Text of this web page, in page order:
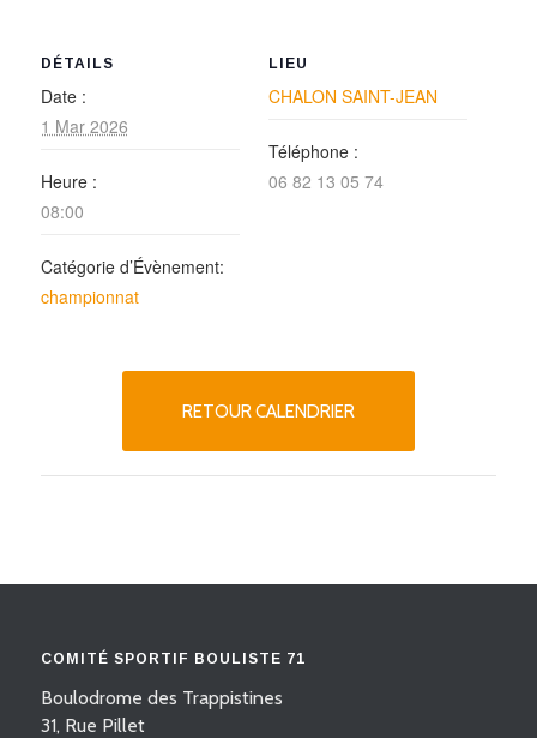
DÉTAILS
Date :
1 Mar 2026
Heure :
08:00
Catégorie d’Évènement:
championnat
LIEU
CHALON SAINT-JEAN
Téléphone :
06 82 13 05 74
RETOUR CALENDRIER
COMITÉ SPORTIF BOULISTE 71
Boulodrome des Trappistines
31, Rue Pillet